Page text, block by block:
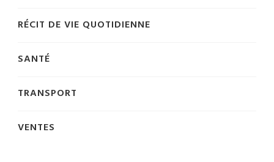
RÉCIT DE VIE QUOTIDIENNE
SANTÉ
TRANSPORT
VENTES